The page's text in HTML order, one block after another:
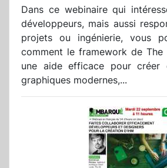
Dans ce webinaire qui
développeurs, mais aussi
projets ou ingénierie, vous
comment le framework de The
une aide efficace pour créer
graphiques modernes,...